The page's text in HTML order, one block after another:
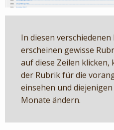
In diesen
erscheinen gewisse
auf diese Zeilen klicken,
der Rubrik für die
einsehen und
Monate ändern.